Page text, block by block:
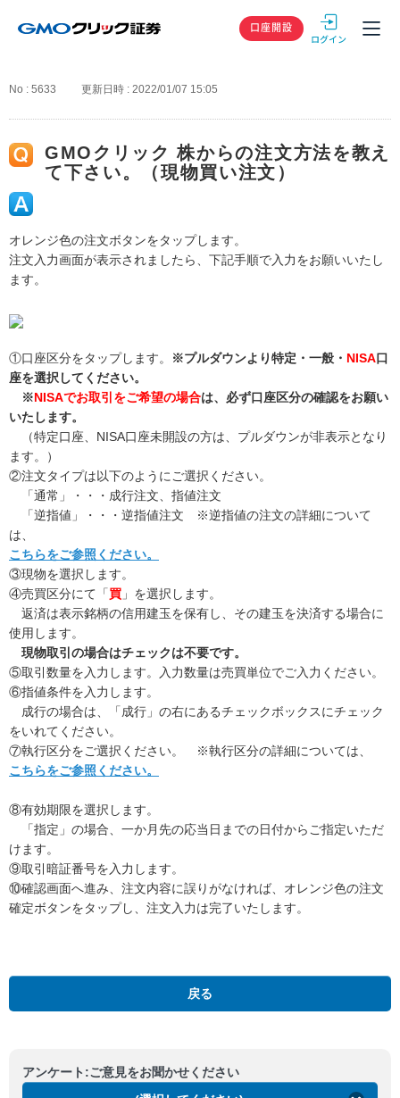
GMOクリック
口座開設
No : 5633 更新日時 : 2022/01/07 15:05
GMOクリック 株からの注文方法を教え
て下さい。（現物買い注文）
オレンジ色の注文ボタンをタップします。
注文入力画面が表示されましたら、下記手順で入力をお願いいたし
ます。
①口座区分をタップします。 ※プルダウンより特定・一般・ NISA口
座を選択してください。
※NISAでお取引をご希望の場合は、必ず口座区分の確認をお願い
いたします。
（特定口座、NISA口座未開設の方は、プルダウンが非表示となり
ます。）
②注文タイプは以下のようにご選択ください。
「通常」・・・成行注文、指値注文
「逆指値」・・・逆指値注文 ※逆指値の注文の詳細について
は、
こちらをご参照ください。
③現物を選択します。
④売買区分にて「買 」を選択します。
返済は表示銘柄の信用建玉を保有し、その建玉を決済する場合に
使用します。
現物取引の場合はチェックは不要です。
⑤取引数量を入力します。入力数量は売買単位でご入力ください。
⑥指値条件を入力します。
成行の場合は、「成行」の右にあるチェックボックスにチェック
をいれてください。
⑦執行区分をご選択ください。 ※執行区分の詳細については、
こちらをご参照ください。
⑧有効期限を選択します。
「指定」の場合、一か月先の応当日までの日付からご指定いただ
けます。
⑨取引暗証番号を入力します。
⑩確認画面へ進み、注文内容に誤りがなければ、オレンジ色の注文
確定ボタンをタップし、注文入力は完了いたします。
戻る
アンケート:ご意見をお聞かせください